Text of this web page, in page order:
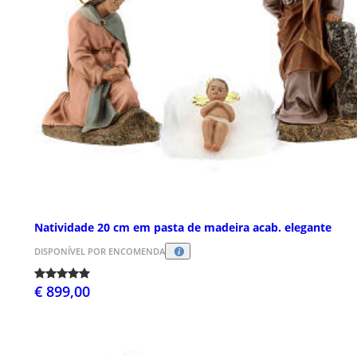
Natividade 20 cm em pasta de madeira acab. elegante
DISPONÍVEL POR ENCOMENDA
€ 899,00